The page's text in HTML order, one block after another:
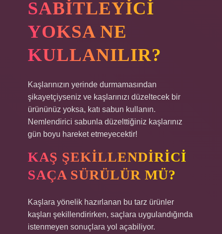
SABITLEYICI
YOKSA NE
KULLANILIR?
Kaşlarınızın yerinde durmamasından
şikayetçiyseniz ve kaşlarınızı düzeltecek bir
ürününüz yoksa, katı sabun kullanın.
Nemlendirici sabunla düzelttiğiniz kaşlarınız
gün boyu hareket etmeyecektir!
KAŞ ŞEKILLENDIRICI
SAÇA SÜRÜLÜR MÜ?
Kaşlara yönelik hazırlanan bu tarz ürünler
kaşları şekillendirirken, saçlara uygulandığında
istenmeyen sonuçlara yol açabiliyor.